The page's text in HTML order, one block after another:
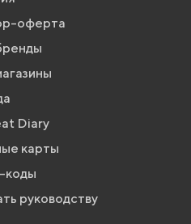
оферта
Diary
карты
коды
руководству